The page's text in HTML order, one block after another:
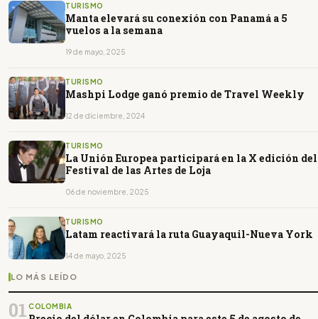
TURISMO
Manta elevará su conexión con Panamá a 5
vuelos a la semana
19 de mayo, 2025
TURISMO
Mashpi Lodge ganó premio de Travel Weekly
12 de diciembre, 2024
TURISMO
La Unión Europea participará en la X edición del
Festival de las Artes de Loja
06 de noviembre, 2025
TURISMO
Latam reactivará la ruta Guayaquil-Nueva York
14 de mayo, 2025
LO MÁS LEÍDO
01 COLOMBIA